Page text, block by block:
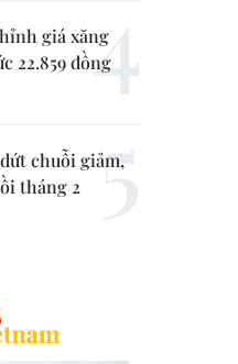
giá xăng
22.859 đồng
chuỗi giảm,
tháng 2